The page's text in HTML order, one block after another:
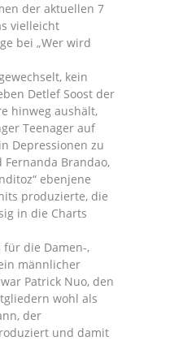
der aktuellen 7
vielleicht
bei „Wer wird
kein
Detlef Soost der
hinweg aushält,
Teenager auf
Depressionen zu
Brandao,
ebenjene
produzierte, die
in die Charts
für die Damen-,
männlicher
Patrick Nuo, den
wohl als
der
und damit